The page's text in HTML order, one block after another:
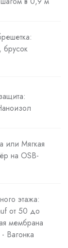
или Мягкая
на OSB-
этажа:
от 50 до
мембрана
Вагонка